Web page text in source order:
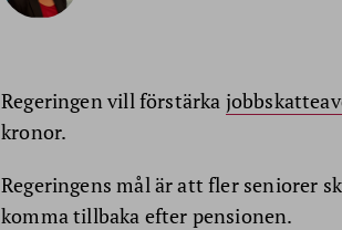
Regeringen vill förstärka
kronor.
Regeringens mål är att fler seniorer
komma tillbaka efter pensionen.